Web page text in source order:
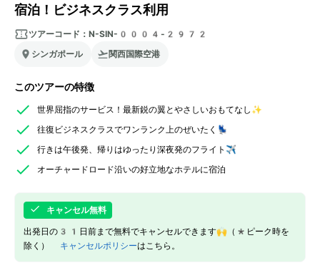
宿泊！ビジネスクラス利用
ツアーコード： N-SIN-0004-2972
シンガポール
関西国際空港
このツアーの特徴
世界屈指のサービス！最新鋭の翼とやさしいおもてなし✨
往復ビジネスクラスでワンランク上のぜいたく💺
行きは午後発、帰りはゆったり深夜発のフライト✈️
オーチャードロード沿いの好立地なホテルに宿泊
キャンセル無料
出発日の31日前まで無料でキャンセルできます🙌（*ピーク時を
除く） キャンセルポリシーはこちら。